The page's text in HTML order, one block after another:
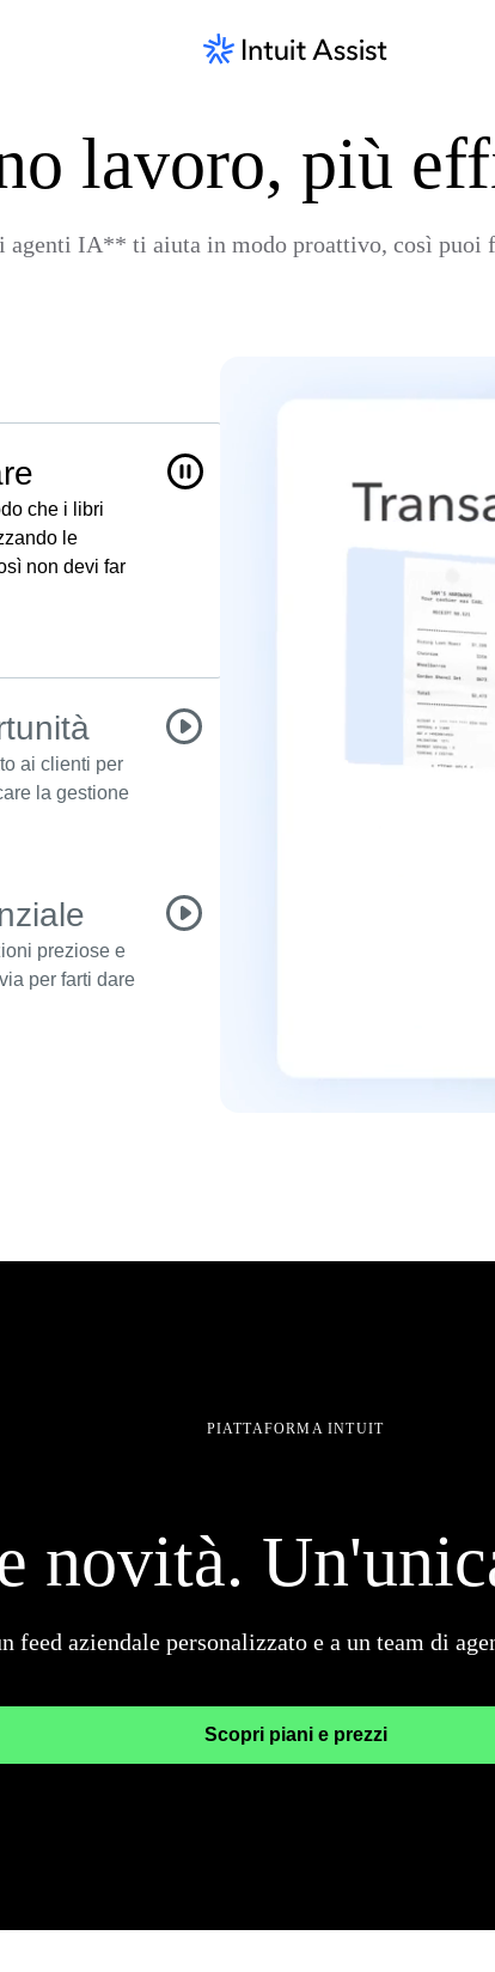
lavoro, più
agenti IA** ti aiuta in modo proattivo, così puoi
che i libri
le
non devi far
ai clienti per
la gestione
preziose e
per farti dare
PIATTAFORMA INTUIT
novità.
feed aziendale personalizzato e a un team di
Scopri piani e prezzi